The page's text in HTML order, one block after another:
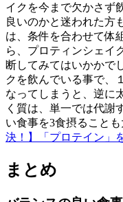
イクを今まで欠かさず
良いのかと迷われた方
は、条件を合わせて体
ら、プロティンシェイ
断してみてはいかかで
クを飲んでいる事で、
なってしまうと、逆に
く質は、単一では代謝
い食事を3食摂ることも
決！】「プロテイン」
まとめ